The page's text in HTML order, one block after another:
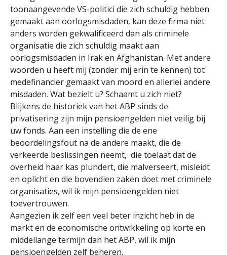
toonaangevende VS-politici die zich schuldig hebben
gemaakt aan oorlogsmisdaden, kan deze firma niet
anders worden gekwalificeerd dan als criminele
organisatie die zich schuldig maakt aan
oorlogsmisdaden in Irak en Afghanistan. Met andere
woorden u heeft mij (zonder mij erin te kennen) tot
medefinancier gemaakt van moord en allerlei andere
misdaden. Wat bezielt u? Schaamt u zich niet?
Blijkens de historiek van het ABP sinds de
privatisering zijn mijn pensioengelden niet veilig bij
uw fonds. Aan een instelling die de ene
beoordelingsfout na de andere maakt, die de
verkeerde beslissingen neemt, die toelaat dat de
overheid haar kas plundert, die malverseert, misleidt
en oplicht en die bovendien zaken doet met criminele
organisaties, wil ik mijn pensioengelden niet
toevertrouwen.
Aangezien ik zelf een veel beter inzicht heb in de
markt en de economische ontwikkeling op korte en
middellange termijn dan het ABP, wil ik mijn
pensioengelden zelf beheren.